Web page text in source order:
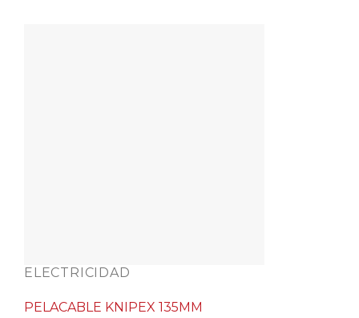
ELECTRICIDAD
PELACABLE KNIPEX 135MM